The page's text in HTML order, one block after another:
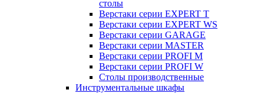
столы
Верстаки серии EXPERT T
Верстаки серии EXPERT WS
Верстаки серии GARAGE
Верстаки серии MASTER
Верстаки серии PROFI M
Верстаки серии PROFI W
Столы производственные
Инструментальные шкафы